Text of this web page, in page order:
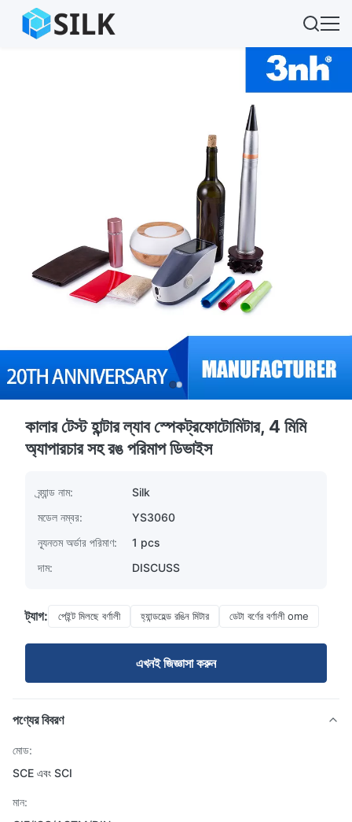
কালার টেস্ট হান্টার ল্যাব স্পেকট্রফোটোমিটার, 4 মিমি
অ্যাপারচার সহ রঙ পরিমাপ ডিভাইস
ব্র্যান্ড নাম:
Silk
মডেল নম্বর:
YS3060
ন্যূনতম অর্ডার পরিমাণ:
1 pcs
দাম:
DISCUSS
ট্যাগ: পেইন্ট মিলছে বর্ণালী হ্যান্ডহেল্ড রঙিন মিটার ডেটা বর্ণের বর্ণালী ome
এখনই জিজ্ঞাসা করুন
পণ্যের বিবরণ
মোড:
SCE এবং SCI
মান: